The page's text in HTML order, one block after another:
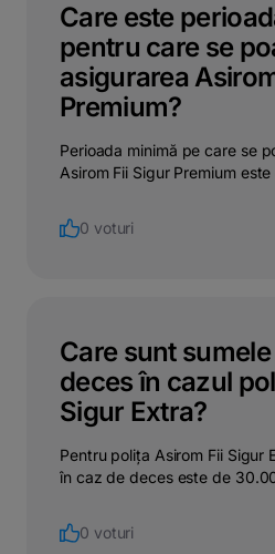
Care este
pentru care se
asigurarea
Premium?
Perioada minimă pe care se
Asirom Fii Sigur Premium
0 voturi
Care sunt
deces în cazul
Sigur Extra?
Pentru polița Asirom Fii Sigur
în caz de deces este de
0 voturi